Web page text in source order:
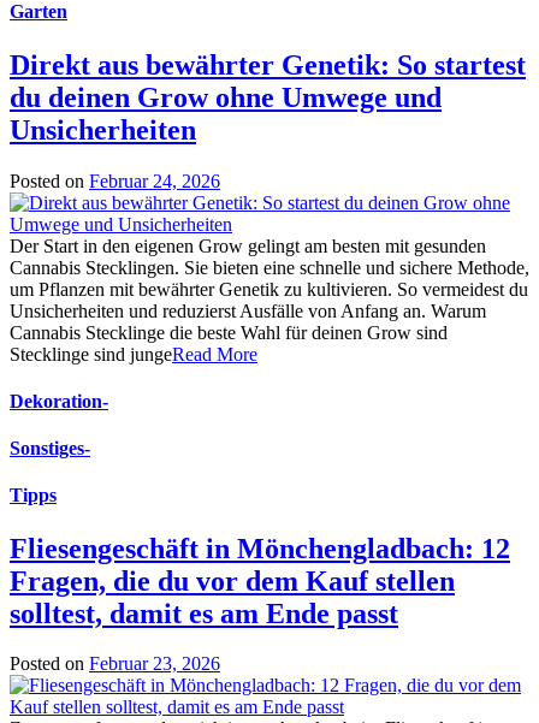
Garten
Direkt aus bewährter Genetik: So startest
du deinen Grow ohne Umwege und
Unsicherheiten
Posted on Februar 24, 2026
Der Start in den eigenen Grow gelingt am besten mit gesunden
Cannabis Stecklingen. Sie bieten eine schnelle und sichere Methode,
um Pflanzen mit bewährter Genetik zu kultivieren. So vermeidest du
Unsicherheiten und reduzierst Ausfälle von Anfang an. Warum
Cannabis Stecklinge die beste Wahl für deinen Grow sind
Stecklinge sind jungeRead More
Dekoration-
Sonstiges-
Tipps
Fliesengeschäft in Mönchengladbach: 12
Fragen, die du vor dem Kauf stellen
solltest, damit es am Ende passt
Posted on Februar 23, 2026